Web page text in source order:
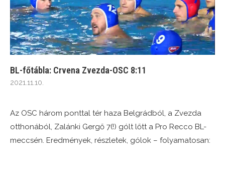
BL-főtábla: Crvena Zvezda-OSC 8:11
2021.11.10.
Az OSC három ponttal tér haza Belgrádból, a Zvezda
otthonából, Zalánki Gergő 7(!) gólt lőtt a Pro Recco BL-
meccsén. Eredmények, részletek, gólok – folyamatosan: